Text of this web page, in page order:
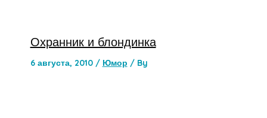
Охранник и блондинка
6 августа, 2010 / Юмор / By